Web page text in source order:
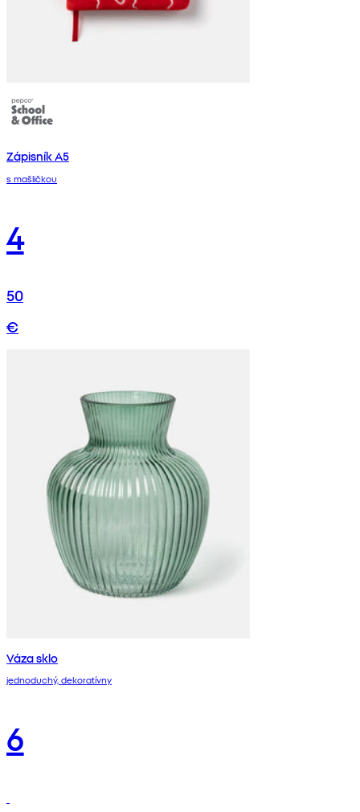
Zápisník A5
s mašličkou
4
50
€
Váza sklo
jednoduchý, dekoratívny
6